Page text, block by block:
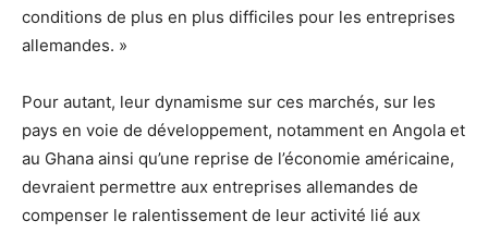
conditions de plus en plus difficiles pour les entreprises
allemandes. »
Pour autant, leur dynamisme sur ces marchés, sur les
pays en voie de développement, notamment en Angola et
au Ghana ainsi qu’une reprise de l’économie américaine,
devraient permettre aux entreprises allemandes de
compenser le ralentissement de leur activité lié aux